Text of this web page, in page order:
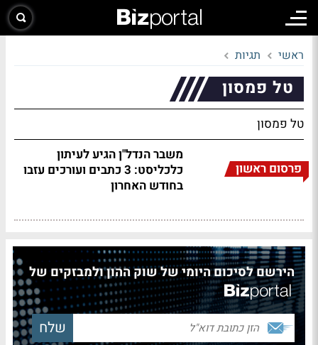
ראשי תגיות
טל פמסון
טל פמסון
פרסום ראשון
משבר הנדל"ן הגיע לעיתון
כלכליסט: 3 כתבים ועורכים עזבו
בחודש האחרון
הירשם לסיכום היומי של שוק ההון ולמבזקים של